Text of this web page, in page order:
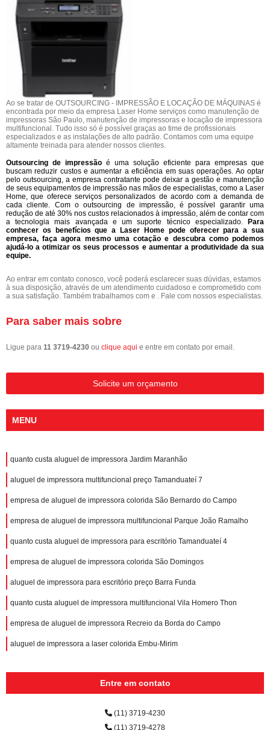
Ao se tratar de OUTSOURCING - IMPRESSÃO E LOCAÇÃO DE MÁQUINAS é
encontrada por meio da empresa Laser Home serviços como manutenção de
impressoras São Paulo, manutenção de impressoras e locação de impressora
multifuncional. Tudo isso só é possível graças ao time de profissionais
especializados e as instalações de alto padrão. Contamos com uma equipe
altamente treinada para atender nossos clientes.
Outsourcing de impressão é uma solução eficiente para empresas que
buscam reduzir custos e aumentar a eficiência em suas operações. Ao optar
pelo outsourcing, a empresa contratante pode deixar a gestão e manutenção
de seus equipamentos de impressão nas mãos de especialistas, como a Laser
Home, que oferece serviços personalizados de acordo com a demanda de
cada cliente. Com o outsourcing de impressão, é possível garantir uma
redução de até 30% nos custos relacionados à impressão, além de contar com
a tecnologia mais avançada e um suporte técnico especializado. Para
conhecer os benefícios que a Laser Home pode oferecer para a sua
empresa, faça agora mesmo uma cotação e descubra como podemos
ajudá-lo a otimizar os seus processos e aumentar a produtividade da sua
equipe.
Ao entrar em contato conosco, você poderá esclarecer suas dúvidas, estamos
à sua disposição, através de um atendimento cuidadoso e comprometido com
a sua satisfação. Também trabalhamos com e . Fale com nossos especialistas.
Para saber mais sobre
Ligue para 11 3719-4230 ou clique aqui e entre em contato por email.
Solicite um orçamento
MENU
quanto custa aluguel de impressora Jardim Maranhão
aluguel de impressora multifuncional preço Tamanduateí 7
empresa de aluguel de impressora colorida São Bernardo do Campo
empresa de aluguel de impressora multifuncional Parque João Ramalho
quanto custa aluguel de impressora para escritório Tamanduateí 4
empresa de aluguel de impressora colorida São Domingos
aluguel de impressora para escritório preço Barra Funda
quanto custa aluguel de impressora multifuncional Vila Homero Thon
empresa de aluguel de impressora Recreio da Borda do Campo
aluguel de impressora a laser colorida Embu-Mirim
Entre em contato
(11) 3719-4230
(11) 3719-4278